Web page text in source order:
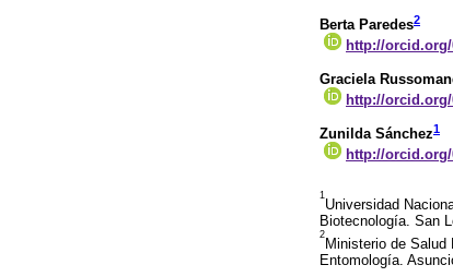
Berta Paredes2
http://orcid.org/
Graciela
http://orcid.org/
Zunilda Sánchez1
http://orcid.org/
1
Universidad
Biotecnología. San
2
Ministerio de
Entomología.